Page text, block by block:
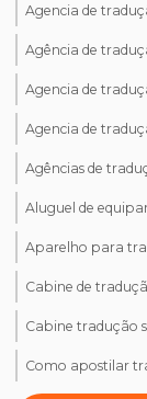
Agencia de
Agência de
Agencia de
Agencia de
Agências de
Aluguel de
Aparelho para
Cabine de
Cabine tradução
Como apostilar